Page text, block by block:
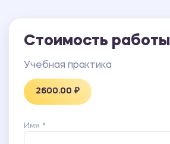
Стоимость работы
Учебная практика
2600.00 ₽
Имя *